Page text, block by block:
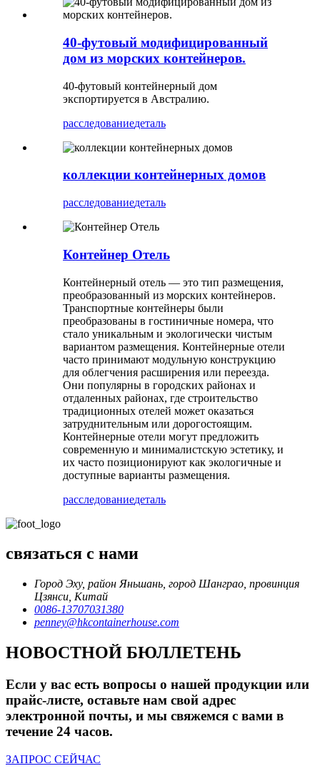
40-футовый модифицированный
дом из морских контейнеров.
40-футовый контейнерный дом
экспортируется в Австралию.
расследованиедеталь
коллекции контейнерных домов
расследованиедеталь
Контейнер Отель
Контейнерный отель — это тип размещения,
преобразованный из морских контейнеров.
Транспортные контейнеры были
преобразованы в гостиничные номера, что
стало уникальным и экологически чистым
вариантом размещения. Контейнерные отели
часто принимают модульную конструкцию
для облегчения расширения или переезда.
Они популярны в городских районах и
отдаленных районах, где строительство
традиционных отелей может оказаться
затруднительным или дорогостоящим.
Контейнерные отели могут предложить
современную и минималистскую эстетику, и
их часто позиционируют как экологичные и
доступные варианты размещения.
расследованиедеталь
связаться с нами
Город Эху, район Яньшань, город Шанграо, провинция
Цзянси, Китай
0086-13707031380
penney@hkcontainerhouse.com
НОВОСТНОЙ БЮЛЛЕТЕНЬ
Если у вас есть вопросы о нашей продукции или
прайс-листе, оставьте нам свой адрес
электронной почты, и мы свяжемся с вами в
течение 24 часов.
ЗАПРОС СЕЙЧАС